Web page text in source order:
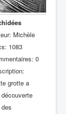
Michèle
1083
0
grotte a